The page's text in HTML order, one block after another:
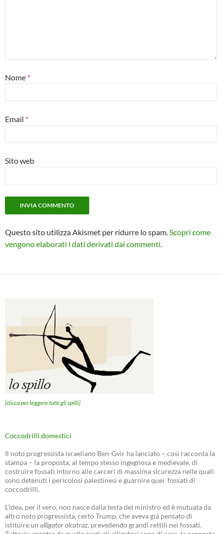
Nome *
Email *
Sito web
Questo sito utilizza Akismet per ridurre lo spam. Scopri come
vengono elaborati i dati derivati dai commenti
[clicca per leggere tutti gli spilli]
Coccodrilli domestici
Il noto progressista israeliano Ben-Gvir ha lanciato – così racconta la
stampa – la proposta, al tempo stesso ingegnosa e medievale, di
costruire fossati intorno alle carceri di massima sicurezza nelle quali
sono detenuti i pericolosi palestinesi e guarnire quei fossati di
coccodrilli.
L’idea, per il vero, non nasce dalla testa del ministro ed è mutuata da
altro noto progressista, certo Trump, che aveva già pensato di
istituire un alligator alcatraz, prevedendo grandi rettili nei fossati.